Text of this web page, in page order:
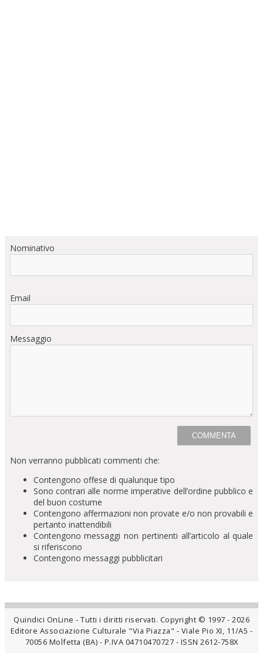
Nominativo
Email
Messaggio
Non verranno pubblicati commenti che:
Contengono offese di qualunque tipo
Sono contrari alle norme imperative dell’ordine pubblico e
del buon costume
Contengono affermazioni non provate e/o non provabili e
pertanto inattendibili
Contengono messaggi non pertinenti all’articolo al quale
si riferiscono
Contengono messaggi pubblicitari
Quindici OnLine - Tutti i diritti riservati. Copyright © 1997 - 2026
Editore Associazione Culturale "Via Piazza" - Viale Pio XI, 11/A5 -
70056 Molfetta (BA) - P.IVA 04710470727 - ISSN 2612-758X